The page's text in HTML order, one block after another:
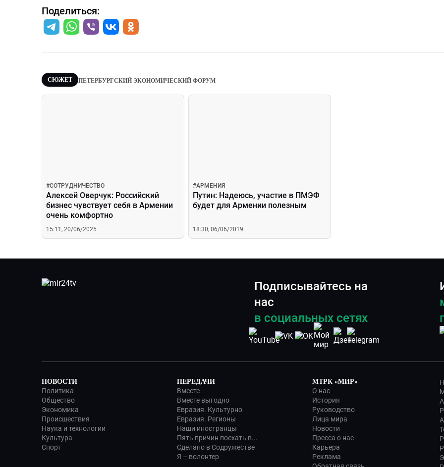
Поделиться:
СЮЖЕТ ПЕТЕРБУРГСКИЙ ЭКОНОМИЧЕСКИЙ ФОРУМ
#СОТРУДНИЧЕСТВО
Алексей Оверчук: Российский
бизнес чувствует себя в Армении
очень комфортно
15:11, 20/06/2025
#АРМЕНИЯ
Путин: Надеюсь, участие в ПМЭФ
будет для Армении полезным
18:30, 06/06/2019
Подписывайтесь на
нас
в социальных сетях
НОВОСТИ
Политика
Общество
Экономика
Происшествия
Наука и технологии
Культура
Спорт
ПЕРЕДАЧИ
Вместе
Вместе выгодно
Евразия. Культурно
Евразия. Регионы
Наши иностранцы
Пять причин поехать в...
Сделано в Содружестве
Я – волонтер
МТРК «МИР»
О нас
История
Руководство
Лица мира
Новости
Пресса о нас
Карьера
Реклама